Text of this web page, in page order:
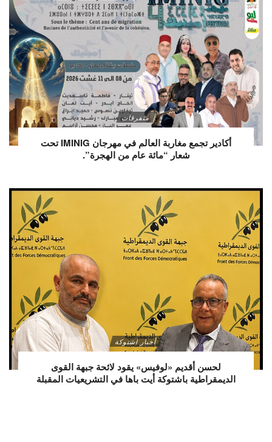
متفرقات
أكادير تجمع مغاربة العالم في مهرجان IMINIG تحت
شعار “مائة عام من الهجرة”.
أخبار اشتوكة
لحسن أقديم «لوفيس» يقود لائحة جبهة القوى
الديمقراطية باشتوكة أيت باها في التشريعيات المقبلة